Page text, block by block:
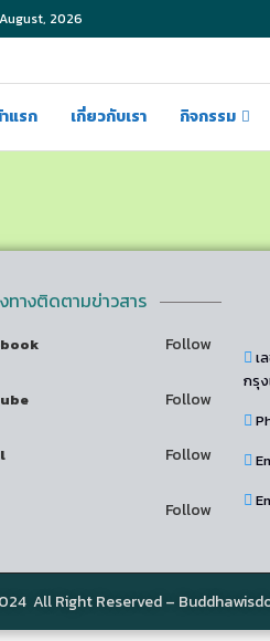
2026
แรก เกี่ยวกับเรา กิจกรรม
ทางติดตามข่าวสาร
Follow
Follow
Follow
Follow
เ
กรุ
All Right Reserved –